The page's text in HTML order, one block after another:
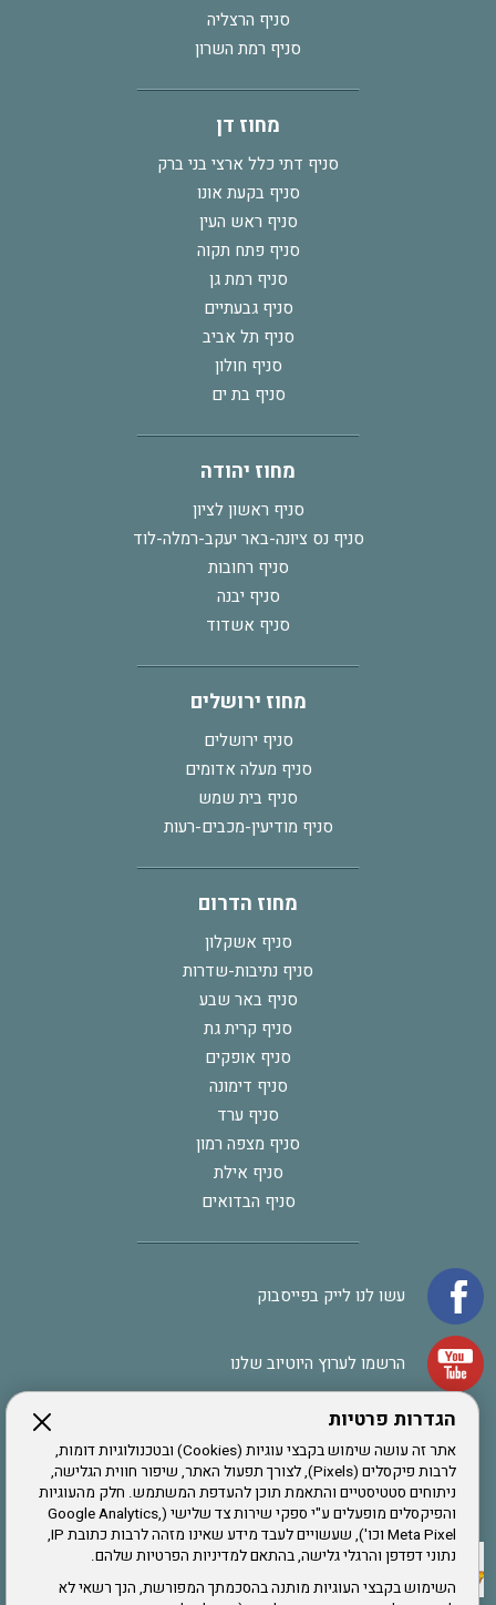
הגדרות פרטיות
אתר זה עושה שימוש בקבצי עוגיות (Cookies) ובטכנולוגיות דומות,
לרבות פיקסלים (Pixels), לצורך תפעול האתר, שיפור חווית הגלישה,
ניתוחים סטטיסטיים והתאמת תוכן להעדפת המשתמש. חלק מהעוגיות
והפיקסלים מופעלים ע"י ספקי שירות צד שלישי (Google Analytics,
Meta Pixel וכו'), שעשויים לעבד מידע שאינו מזהה לרבות כתובת IP,
נתוני דפדפן והרגלי גלישה, בהתאם למדיניות הפרטיות שלהם.
השימוש בקבצי העוגיות מותנה בהסכמתך המפורשת, הנך רשאי לא
סניף הרצליה
סניף רמת השרון
מחוז דן
סניף דתי כלל ארצי בני ברק
סניף בקעת אונו
סניף ראש העין
סניף פתח תקוה
סניף רמת גן
סניף גבעתיים
סניף תל אביב
סניף חולון
סניף בת ים
מחוז יהודה
סניף ראשון לציון
סניף נס ציונה-באר יעקב-רמלה-לוד
סניף רחובות
סניף יבנה
סניף אשדוד
מחוז ירושלים
סניף ירושלים
סניף מעלה אדומים
סניף בית שמש
סניף מודיעין-מכבים-רעות
מחוז הדרום
סניף אשקלון
סניף נתיבות-שדרות
סניף באר שבע
סניף קרית גת
סניף אופקים
סניף דימונה
סניף ערד
סניף מצפה רמון
סניף אילת
סניף הבדואים
עשו לנו לייק בפייסבוק
הרשמו לערוץ היוטיוב שלנו
אתר צה"ל
תקנון האתר